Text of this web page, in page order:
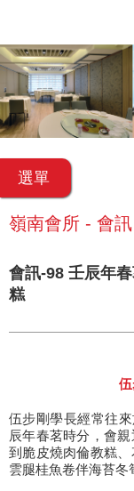
選單
嶺南會所 - 會訊
會訊-98 壬辰年
糕
伍步剛學長經常往
辰年春茗時分，會
到脆皮燒肉倫教糕
雲腿桂魚卷伴海苔冬